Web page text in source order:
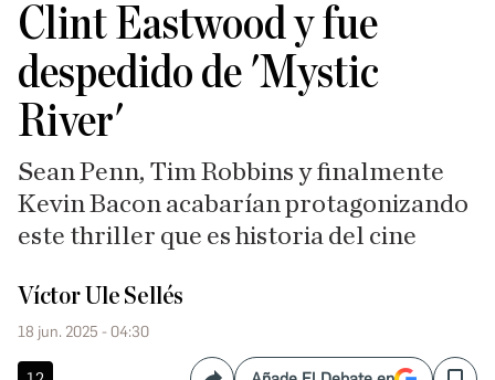
Clint Eastwood y fue
despedido de 'Mystic
River'
Sean Penn, Tim Robbins y finalmente
Kevin Bacon acabarían protagonizando
este thriller que es historia del cine
Víctor Ule Sellés
18 jun. 2025 - 04:30